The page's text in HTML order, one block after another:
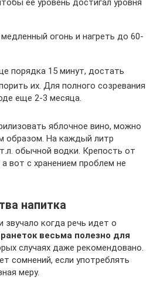
ее уровень достигал уровня
огонь и нагреть до 60-
порядка 15 минут, достать
их. Для полного созревания
еще 2-3 месяца.
яблочное вино, можно
образом. На каждый литр
обычной водки. Крепость от
а вот с хранением проблем не
напитка
звучало когда речь идет о
весьма полезно для
случаях даже рекомендовано.
сомнений, если употреблять
меру.